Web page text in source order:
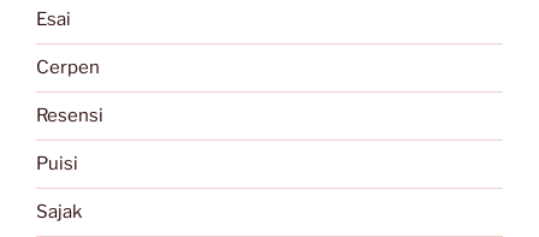
Esai
Cerpen
Resensi
Puisi
Sajak